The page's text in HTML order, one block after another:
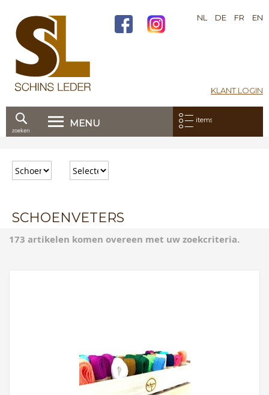
KLANT LOGIN
NL DE FR EN
MENU Mijn bestelling:
items
door
naar
zoeken
SCHOENVETERS
173 artikelen komen overeen met uw zoekcriteria.